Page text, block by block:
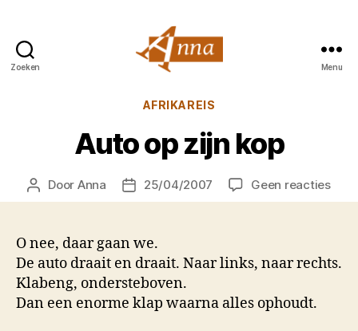
Zoeken
van
Menu
Categorieën
AFRIKAREIS
Auto op zijn kop
Berichtauteur
Door Anna Berichtdatum
25/04/2007 Geen reactiesop
Auto
O nee, daar gaan we.
De auto draait en draait. Naar links, naar rechts.
Klabeng, ondersteboven.
Dan een enorme klap waarna alles ophoudt.